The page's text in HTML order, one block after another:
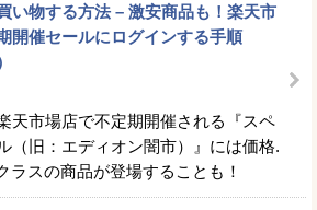
い物する方法 – 激安商品も！楽天市
開催セールにログインする手順
天市場店で不定期開催される『スペ
（旧：エディオン闇市）』には価格.
ラスの商品が登場することも！